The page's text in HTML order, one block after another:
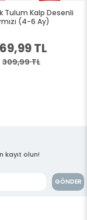
Tulum Kalp Desenli
(4-6 Ay)
TL
309,99 TL
kayıt olun!
GÖNDER